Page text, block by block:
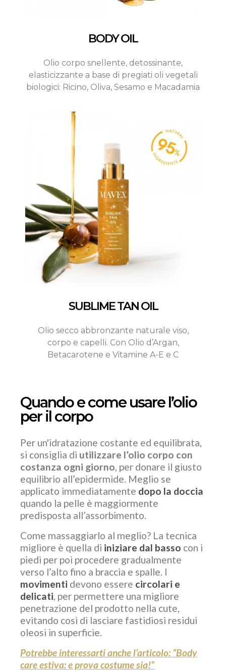
BODY OIL
Olio corpo snellente, detossinante,
elasticizzante a base di pregiati oli vegetali
biologici: Ricino, Oliva, Sesamo e Macadamia
SUBLIME TAN OIL
Olio secco abbronzante naturale viso,
corpo e capelli. Con Olio d’Argan,
Betacarotene e Vitamine A-E e C
Quando e come usare l’olio
per il corpo
Per un'idratazione costante ed equilibrata,
si consiglia di utilizzare l’olio corpo con
costanza ogni giorno, per donare il giusto
equilibrio all’epidermide. Meglio se
applicato immediatamente dopo la doccia
quando la pelle è maggiormente
predisposta all’assorbimento.
Come massaggiarlo al meglio? La tecnica
migliore è quella di iniziare dal basso con i
piedi per poi procedere gradualmente
verso l’alto fino a braccia e spalle. I
movimenti devono essere circolari e
delicati, per permettere una migliore
penetrazione del prodotto nella cute,
evitando così di lasciare fastidiosi residui
oleosi in superficie.
Potrebbe interessarti anche l’articolo: “Body
care estiva: e prova costume sia!”